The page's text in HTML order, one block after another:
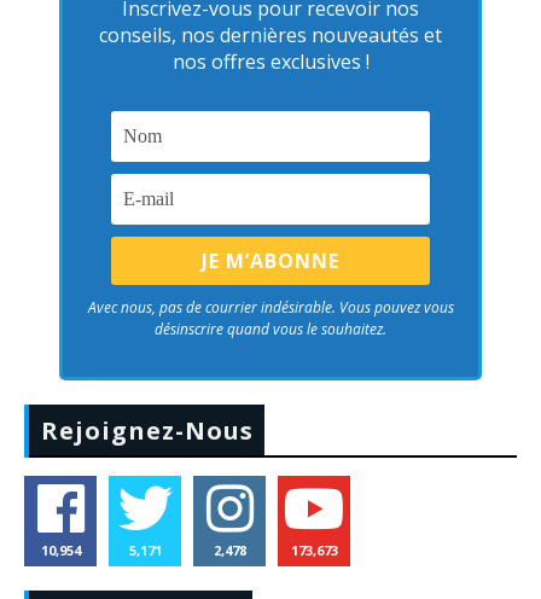
Inscrivez-vous pour recevoir nos
conseils, nos dernières nouveautés et
nos offres exclusives !
Avec nous, pas de courrier indésirable. Vous pouvez vous
désinscrire quand vous le souhaitez.
Rejoignez-Nous
10,954 5,171 2,478 173,673